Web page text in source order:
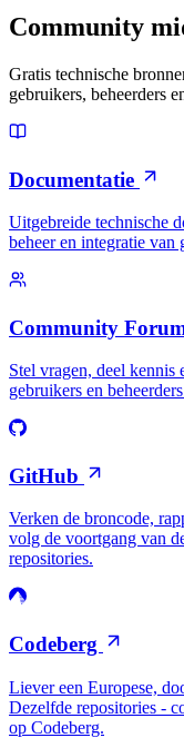
Community
Gratis technische
gebruikers, beheerders
Documentatie
Uitgebreide technische
beheer en integratie van
Community
Stel vragen, deel kennis
gebruikers en
GitHub
Verken de broncode,
volg de voortgang van
repositories.
Codeberg
Liever een Europese,
Dezelfde repositories -
op Codeberg.